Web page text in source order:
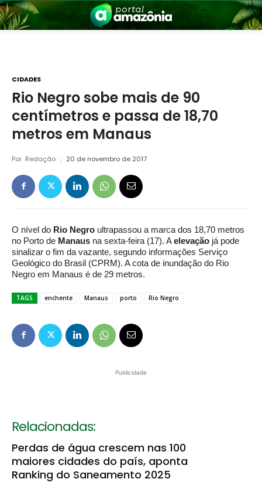
Amazônia
CIDADES
Rio Negro sobe mais de 90
centímetros e passa de 18,70
metros em Manaus
Por Redação 20 de novembro de 2017
O nível do Rio Negro ultrapassou a marca dos 18,70 metros
no Porto de Manaus na sexta-feira (17). Aelevação já pode
sinalizar o fim da vazante, segundo informações Serviço
Geológico do Brasil (CPRM). A cota de inundação do Rio
Negro em Manaus é de 29 metros.
TAGS enchente Manaus porto Rio Negro
Publicidade
Relacionadas:
Perdas de água crescem nas 100
maiores cidades do país, aponta
Ranking do Saneamento 2025